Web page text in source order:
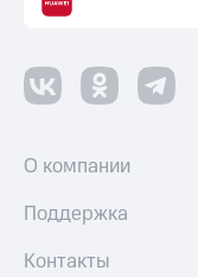
О компании
Поддержка
Контакты